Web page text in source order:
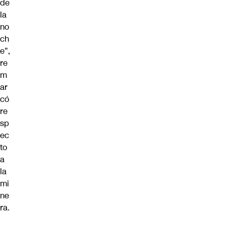
de
la
no
ch
e",
re
m
ar
có
re
sp
ec
to
a
la
mi
ne
ra.